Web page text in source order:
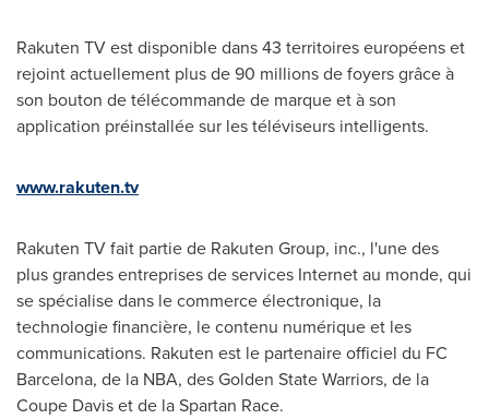
Rakuten TV est disponible dans 43 territoires européens et
rejoint actuellement plus de 90 millions de foyers grâce à
son bouton de télécommande de marque et à son
application préinstallée sur les téléviseurs intelligents.
www.rakuten.tv
Rakuten TV fait partie de Rakuten Group, inc., l'une des
plus grandes entreprises de services Internet au monde, qui
se spécialise dans le commerce électronique, la
technologie financière, le contenu numérique et les
communications. Rakuten est le partenaire officiel du FC
Barcelona, de la NBA, des Golden State Warriors, de la
Coupe Davis et de la Spartan Race.